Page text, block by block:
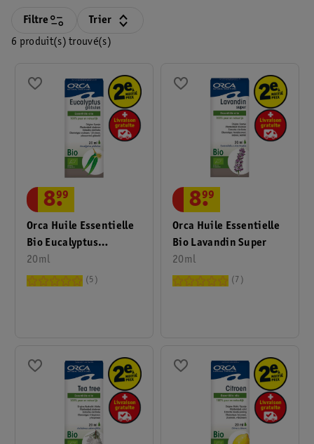
6 produit(s) trouvé(s)
Filtre Trier
Orca Huile Essentielle
Bio Eucalyptus
Globulus
20ml
8.
99
5
Orca Huile Essentielle
Bio Lavandin Super
20ml
8.
99
7